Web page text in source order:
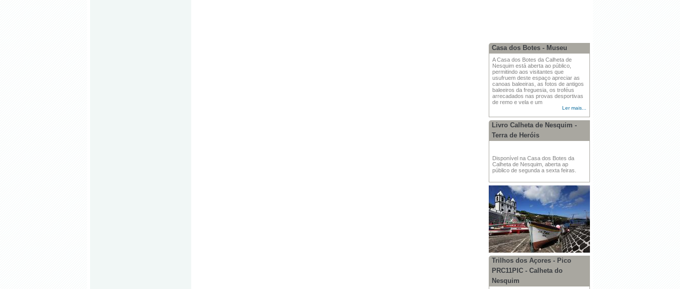
Casa dos Botes - Museu
A Casa dos Botes da Calheta de
Nesquim está aberta ao público,
permitindo aos visitantes que
usufruem deste espaço apreciar as
canoas baleeiras, as fotos de antigos
baleeiros da freguesia, os troféus
arrecadados nas provas desportivas
de remo e vela e um
Ler mais...
Livro Calheta de Nesquim -
Terra de Heróis
Disponível na Casa dos Botes da
Calheta de Nesquim, aberta ap
público de segunda a sexta feiras.
Trilhos dos Açores - Pico
PRC11PIC - Calheta do
Nesquim